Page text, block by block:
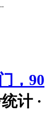
，90
计 ·